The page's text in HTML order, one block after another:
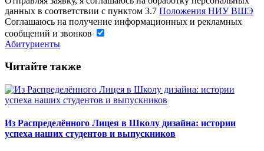
данных в соответствии с пунктом 3.7 Положения НИУ ВШЭ
Соглашаюсь на получение информационных и рекламных
сообщений и звонков
Абитуриенты
Читайте также
Из Распределённого Лицея в Школу дизайна: истории
успеха наших студентов и выпускников